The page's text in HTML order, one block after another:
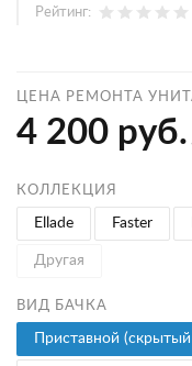
Рейтинг:
ЦЕНА РЕМОНТА
4 200 руб.
КОЛЛЕКЦИЯ
Ellade Faster
Другая
ВИД БАЧКА
Приставной